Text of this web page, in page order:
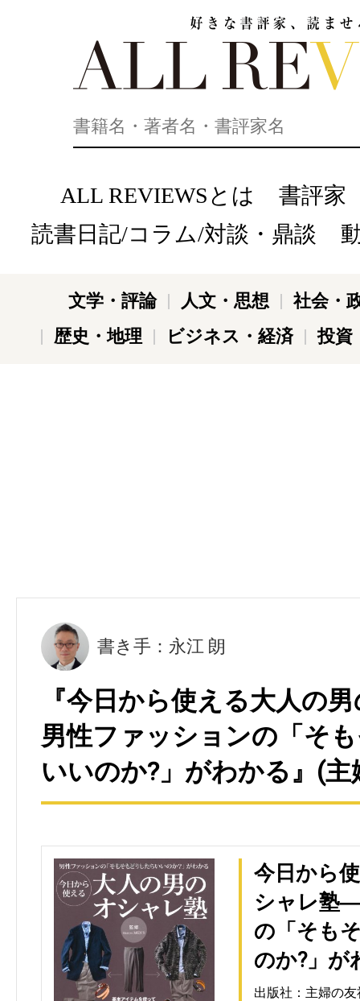
ALL REVIEWSとは
書評家
読書日記/コラム/対談・鼎談
文学・評論 人文・思想
社会・
歴史・地理
ビジネス・経済 投資
書き手：永江 朗
『今日から使える大人の
男性ファッションの「そ
いいのか?」がわかる』(主
今日から
シャレ塾
の「そも
のか?」が
出版社：主婦の友